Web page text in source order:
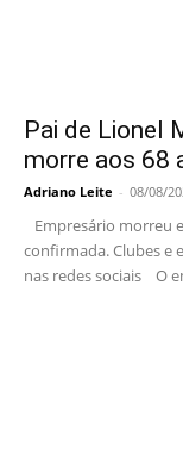
Pai de Lionel
morre aos 68
Adriano Leite - 08/08/
Empresário morreu
confirmada. Clubes e
nas redes sociais O